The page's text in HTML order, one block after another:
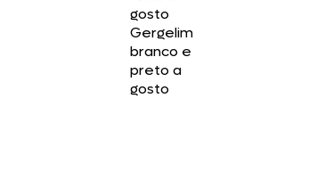
gosto
Gergelim
branco e
preto a
gosto